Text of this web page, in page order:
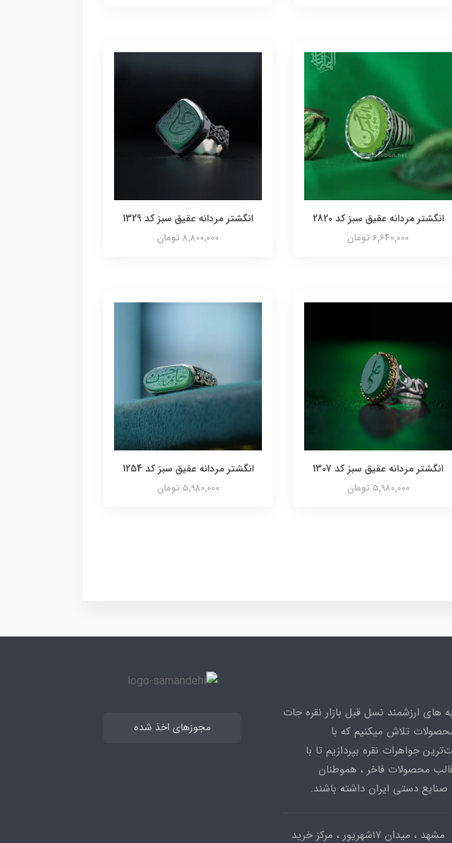
انگشتر مردانه عقیق سبز کد 2820
6,640,000 تومان
انگشتر مردانه عقیق سبز کد 1329
8,800,000 تومان
انگشتر مردانه عقیق سبز کد 1307
5,980,000 تومان
انگشتر مردانه عقیق سبز کد 1254
5,980,000 تومان
های ارزشمند نسل قبل بازار نقره جات
تلاش میکنیم که با
جواهرات نقره بپردازیم تا با
محصولات فاخر ، هموطنان
دستی ایران داشته باشند.
مشهد ، میدان ۱۷شهریور ، مرکز خرید
مجوزهای اخذ شده